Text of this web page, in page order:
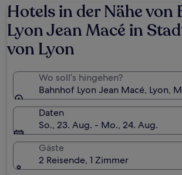
Hotels in der Nähe von
Lyon Jean Macé in
von Lyon
Wo soll’s hingehen?
Bahnhof Lyon Jean Macé, Lyon,
Daten
So., 23. Aug. - Mo., 24. Aug.
Gäste
2 Reisende, 1 Zimmer